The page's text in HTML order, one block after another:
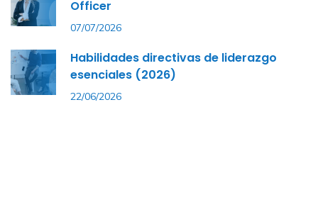
Officer
07/07/2026
Habilidades directivas de liderazgo
esenciales (2026)
22/06/2026